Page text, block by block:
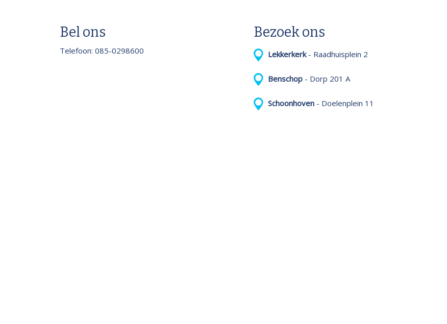
Bel ons
Telefoon: 085-0298600
Bezoek ons
Lekkerkerk - Raadhuisplein 2
Benschop - Dorp 201 A
Schoonhoven - Doelenplein 11